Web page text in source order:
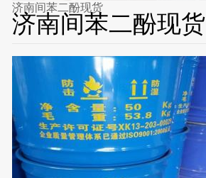
济南间苯二酚现货
济南间苯二酚现货